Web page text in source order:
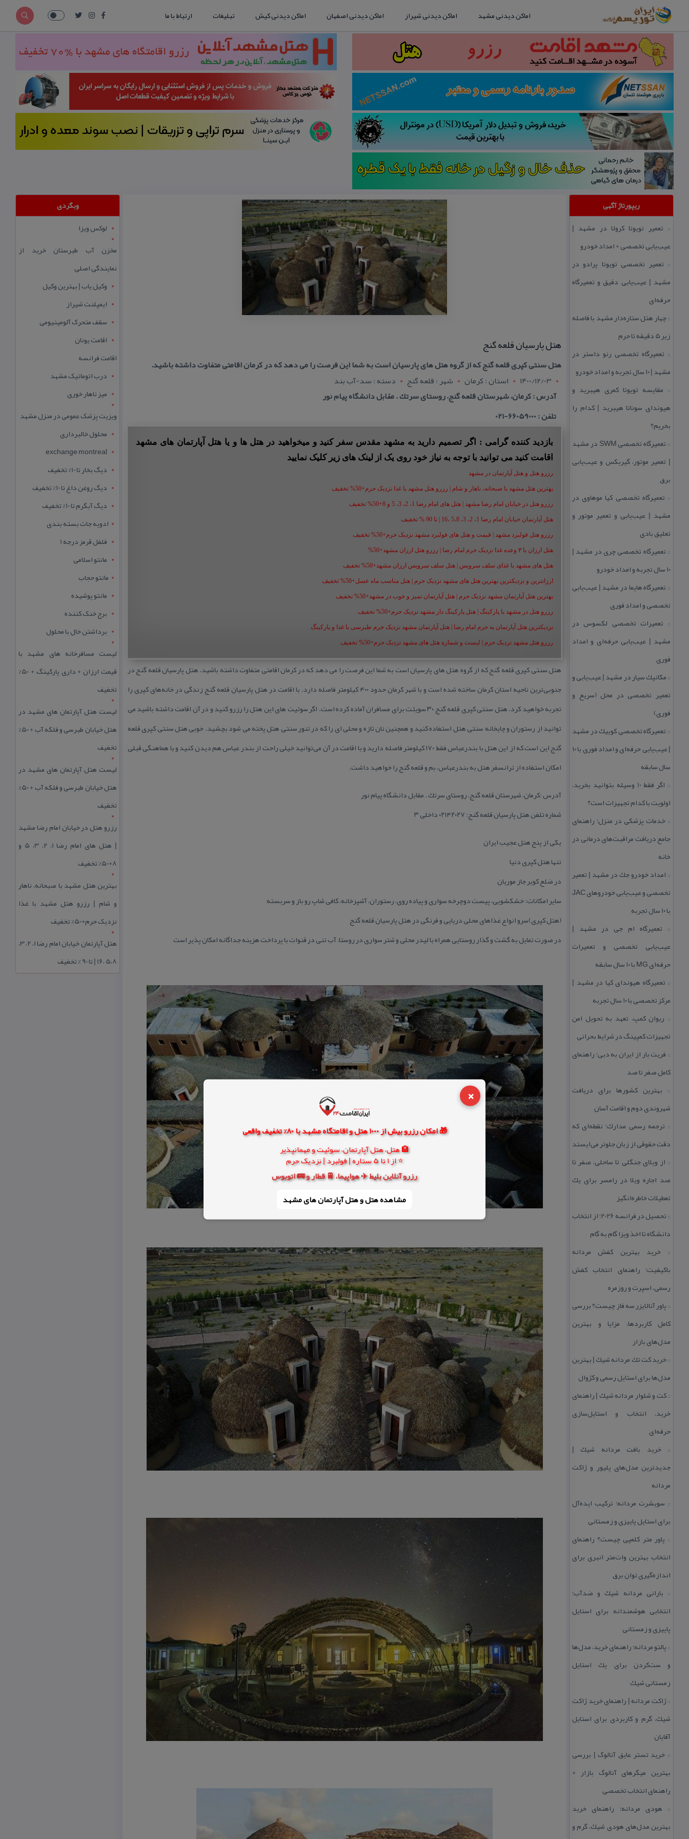
×
🎁 امکان رزرو بیش از 1000 هتل و اقامتگاه مشهد با 80% تخفیف واقعی
🏨 هتل، هتل آپارتمان، سوئیت و مهمانپذیر
⭐ از 1 تا 5 ستاره | فولبرد | نزدیک حرم
رزرو آنلاین بلیط ✈️ هواپیما، 🚆 قطار و 🚌 اتوبوس
مشاهده هتل و هتل‌ آپارتمان های مشهد
اماکن دیدنی مشهد اماکن دیدنی شیراز اماکن دیدنی اصفهان اماکن دیدنی کیش تبلیغات ارتباط با ما
ریپورتاژ آگهی
:: تعمیر تویوتا كرولا در مشهد |
عیب‌یابی تخصصی + امداد خودرو
:: تعمیر تخصصی تویوتا پرادو در
مشهد | عیب‌یابی دقیق و تعمیرگاه
حرفه‌ای
::چهار هتل‌ ستاره‌دار مشهد با فاصله
زیر 5 دقیقه تا حرم
:: تعمیرگاه تخصصی رنو داستر در
مشهد | ۱۰ سال تجربه و امداد خودرو
:: مقایسه تویوتا كمری هیبرید و
هیوندای سوناتا هیبرید | كدام را
بخریم؟
::
تعمیرگاه تخصصی SWM در مشهد
| تعمیر موتور، گیربكس و عیب‌یابی
برق
:: تعمیرگاه تخصصی كیا موهاوی در
مشهد | عیب‌یابی و تعمیر موتور و
تعلیق بادی
:: تعمیرگاه تخصصی چری در مشهد |
۱۰ سال تجربه و امداد خودرو
:: تعمیرگاه هایما در مشهد | عیب‌یابی
تخصصی و امداد فوری
:: تعمیرات تخصصی لكسوس در
مشهد | عیب‌یابی حرفه‌ای و امداد
فوری
:: مكانیك سیار در مشهد | عیب‌یابی و
تعمیر تخصصی در محل (سریع و
فوری)
:: تعمیرگاه تخصصی كوییك در مشهد
| عیب‌یابی حرفه‌ای و امداد فوری با ۱۰
سال سابقه
::
اگر فقط 10 وسیله بتوانید بخرید،
اولویت با كدام تجهیزات است؟
:: خدمات پزشكی در منزل؛ راهنمای
جامع دریافت مراقبت‌های درمانی در
خانه
:: امداد خودرو جك در مشهد | تعمیر
تخصصی و عیب‌یابی خودروهای JAC
با ۱۰ سال تجربه
:: تعمیرگاه ام جی در مشهد |
عیب‌یابی تخصصی و تعمیرات
حرفه‌ای MG با ۱۰ سال سابقه
:: تعمیرگاه هیوندای كیا در مشهد |
مركز تخصصی با ۱۰ سال تجربه
:: ریوان كمپ، تعهد به تحویل امن
تجهیزات كمپینگ در شرایط بحرانی
:: فریت بار از ایران به دبی؛ راهنمای
كامل صفر تا صد
:: بهترین كشورها برای دریافت
شهروندی دوم و اقامت آسان
:: ترجمه رسمی مدارك؛ نقطه‌ای كه
دقت حقوقی از زبان جلوتر می‌ایستد
:: از ویلای جنگلی تا ساحلی، صفر تا
صد اجاره ویلا در رامسر برای یك
تعطیلات خاطره‌انگیز
::
تحصیل در فرانسه 2026؛ از انتخاب
دانشگاه تا اخذ ویزا گام به گام
::خرید بهترین كفش مردانه
باكیفیت؛ راهنمای انتخاب كفش
رسمی، اسپرت و روزمره
:: پاور آنالایزر سه فاز چیست؟ بررسی
كامل كاربردها، مزایا و بهترین
مدل‌های بازار
::خرید كت تك مردانه شیك | بهترین
مدل‌ها برای استایل رسمی و كژوال
::كت و شلوار مردانه شیك | راهنمای
خرید، انتخاب و استایل‌سازی
حرفه‌ای
::خرید بافت مردانه شیك |
جدیدترین مدل‌های پلیور و ژاكت
مردانه
:: سویشرت مردانه؛ تركیب ایده‌آل
برای استایل پاییزی و زمستانی
:: پاور متر كلمپی چیست؟ راهنمای
انتخاب بهترین وات‌متر انبری برای
اندازه‌گیری توان برق
:: بارانی مردانه شیك و ضدآب؛
انتخابی هوشمندانه برای استایل
پاییزی و زمستانی
:: پالتو مردانه؛ راهنمای خرید، مدل‌ها
و ست‌كردن برای یك استایل
زمستانی شیك
::ژاكت مردانه | راهنمای خرید ژاكت
شیك، گرم و كاربردی برای استایل
آقایان
:: خرید تستر عایق آنالوگ | بررسی
بهترین میگرهای آنالوگ بازار +
راهنمای انتخاب تخصصی
:: هودی مردانه؛ راهنمای خرید
بهترین مدل‌های هودی شیك، گرم و
هتل پارسیان قلعه گنج
هتل سنتی كپری قلعه گنج كه از گروه هتل‌ های پارسیان است به شما این فرصت را می‌ دهد كه در كرمان اقامتی متفاوت داشته باشید.
1400/12/03
استان : کرمان شهر : قلعه گنج
دسته : سد-آب بند
آدرس : كرمان، شهرستان قلعه گنج، روستای سرتك . مقابل دانشگاه پیام نور
تلفن : 66059000-021
بازدید کننده گرامی : اگر تصمیم دارید به مشهد مقدس سفر کنید و میخواهید در هتل ها و یا هتل آپارتمان های مشهد
اقامت کنید می توانید با توجه به نیاز خود روی یک از لینک های زیر کلیک نمایید
رزرو هتل و هتل آپارتمان در مشهد
بهترین هتل مشهد با صبحانه، ناهار و شام | رزرو هتل مشهد با غذا نزدیک حرم+50% تخفیف
رزرو هتل در خیابان امام رضا مشهد | هتل‌ های امام رضا 1، 2، 3، 5 و 8+50% تخفیف
هتل آپارتمان خیابان امام رضا 1، 2، 3، 5،8 ،16 | تا 90 % تخفیف
رزرو هتل فولبرد مشهد | قیمت و هتل های فولبرد مشهد نزدیک حرم+50% تخفیف
هتل ارزان با ۳ وعده غذا نزدیک حرم امام رضا | رزرو هتل ارزان مشهد+50%
هتل های مشهد با غذای سلف سرویس | هتل سلف سرویس ارزان مشهد+50% تخفیف
ارزانترین و نزدیکترین بهترین هتل های مشهد نزدیک حرم | هتل مناسب ماه عسل+50% تخفیف
بهترین هتل آپارتمان مشهد نزدیک حرم | هتل آپارتمان تمیز و خوب در مشهد+50% تخفیف
رزرو هتل در مشهد با پارکینگ | هتل پارکینگ دار مشهد نزدیک حرم+50% تخفیف
نزدیکترین هتل آپارتمان به حرم امام رضا | هتل آپارتمان مشهد نزدیک حرم طبرسی با غذا و پارکینگ
رزرو هتل مشهد نزدیک حرم | لیست و شماره هتل های مشهد نزدیک حرم+50% تخفیف
هتل سنتی كپری قلعه گنج كه از گروه هتل‌ های پارسیان است به شما این فرصت را می‌ دهد كه در كرمان اقامتی متفاوت داشته باشید. هتل پارسیان قلعه گنج در
جنوبی‌ترین ناحیه استان كرمان ساخته شده است و با شهر كرمان حدود ۴۰۰ كیلومتر فاصله دارد. با اقامت در هتل پارسیان قلعه گنج زندگی در خانه‌های كپری را
تجربه خواهید كرد. هتل سنتی كپری قلعه گنج ۳۰ سویئت برای مسافران آماده كرده است. اگر سوئیت‌ های این هتل را رزرو كنید و در آن اقامت داشته باشید می‌
توانید از رستوران و چایخانه سنتی هتل استفاده كنید و همچنین نان تازه و محلی ای را كه در تنور سنتی هتل پخته می شود بچشید. خوبی هتل سنتی كپری قلعه
گنج این است كه از این هتل با بندرعباس فقط ۱۷۰ كیلومتر فاصله دارید و با اقامت در آن می‌توانید خیلی راحت از بندر عباس هم دیدن كنید و با هماهنگی قبلی
امكان استفاده از ترانسفر هتل به بندرعباس، بم و قلعه گنج را خواهید داشت.
آدرس :كرمان، شهرستان قلعه گنج، روستای سرتك . مقابل دانشگاه پیام نور
شماره تلفن هتل پارسیان قلعه گنج: ۰۲۱۴۲۰۲۷ داخلی ۳
یكی از پنج هتل عجیب ایران
تنها هتل كپری دنیا
در ضلع كویر جاز موریان
سایر امكانات: خشكشویی، پیست دوچرخه سواری و پیاده روی، رستوران، آشپزخانه، كافی شاپ رو باز و سربسته
(هتل كپری)سرو انواع غذاهای محلی دریایی و فرنگی در هتل پارسیان قلعه گنج
در صورت تمایل به گشت و گذار روستایی همراه با لیدر محلی و شتر سواری در روستا، آب تنی در قنوات با پرداخت هزینه جداگانه امكان پذیر است
وبگردی
لوکس ویزا
مخزن آب طبرستان خرید از
نمایندگی اصلی
وکیل یاب | بهترین وکیل
ایمپلنت شیراز
سقف متحرک آلومینیومی
اقامت یونان
اقامت فرانسه
درب اتوماتیک مشهد
میز ناهار خوری
ویزیت پزشک عمومی در منزل مشهد
محلول خالبرداری
exchange montreal
دیگ بخار تا 10% تخفیف
دیگ روغن داغ تا 10% تخفیف
دیگ آبگرم تا 10% تخفیف
ادویه جات بسته بندی
فلفل قرمز درجه 1
مانتو اسلامی
مانتو حجاب
مانتو پوشیده
برج خنک کننده
برداشتن خال با محلول
لیست مسافرخانه های مشهد با
قیمت ارزان + داری پارکینگ + 50%
تخفیف
لیست هتل آپارتمان های مشهد در
هتل خیابان طبرسی و فلکه آب + 50%
تخفیف
لیست هتل آپارتمان های مشهد در
هتل خیابان طبرسی و فلکه آب + 50%
تخفیف
رزرو هتل در خیابان امام رضا مشهد
| هتل‌ های امام رضا 1، 2، 3، 5 و
8+50% تخفیف
بهترین هتل مشهد با صبحانه، ناهار
و شام | رزرو هتل مشهد با غذا
نزدیک حرم+50% تخفیف
هتل آپارتمان خیابان امام رضا 1، 2، 3،
5،8 ،16 | تا 90 % تخفیف